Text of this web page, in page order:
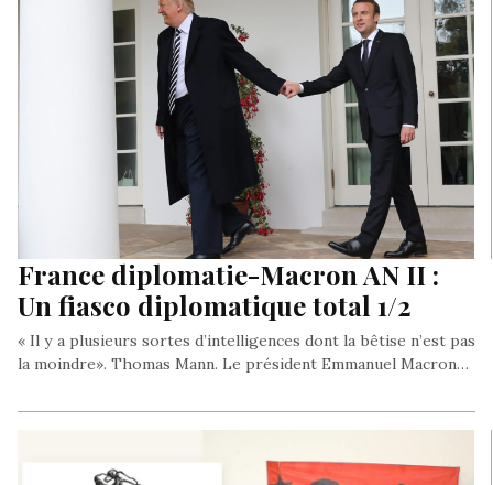
France diplomatie-Macron AN II :
Un fiasco diplomatique total 1/2
« Il y a plusieurs sortes d’intelligences dont la bêtise n’est pas
la moindre». Thomas Mann. Le président Emmanuel Macron…